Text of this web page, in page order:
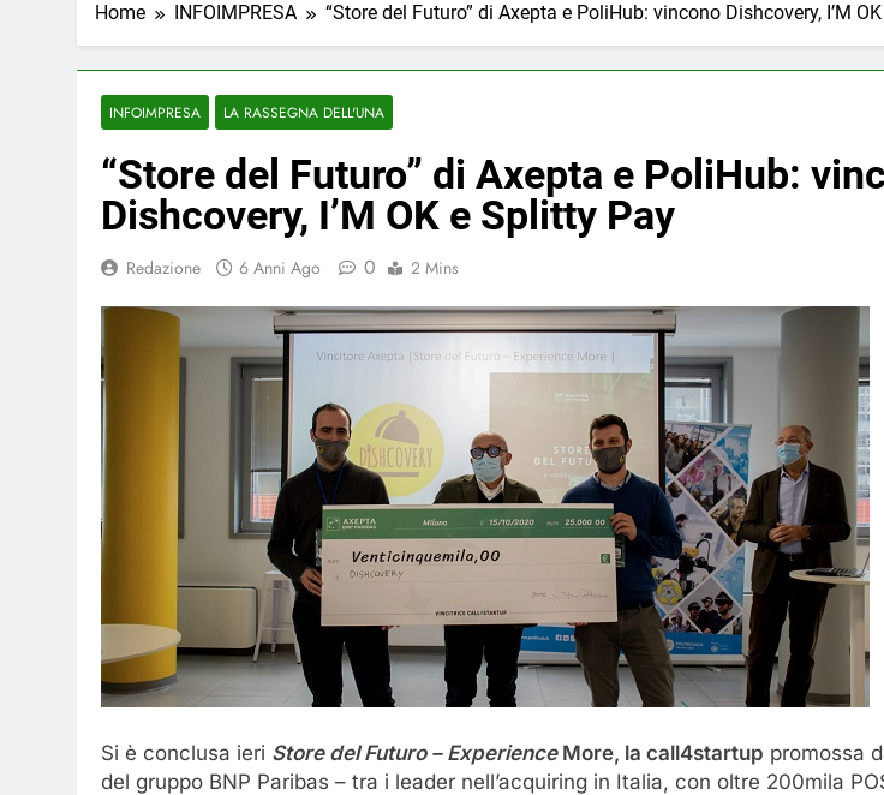
Home INFOIMPRESA “Store del Futuro” di Axepta e PoliHub: vincono Dishcovery, I’M
INFOIMPRESA LA RASSEGNA DELL'UNA
“Store del Futuro” di Axepta e PoliHub:
Dishcovery, I’M OK e Splitty Pay
Redazione 6 Anni Ago 0 2 Mins
Si è conclusa ieri Store del Futuro – Experience More, la call4startup promossa
del gruppo BNP Paribas – tra i leader nell’acquiring in Italia, con oltre 200mila